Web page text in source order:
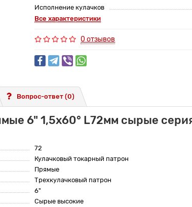
Исполнение кулачков
Все характеристики
0 отзывов
Вопрос-ответ (0)
6" 1,5x60° L72мм сырые
72
Кулачковый токарный патрон
Прямые
Трехкулачковый патрон
6"
Сырые высокие